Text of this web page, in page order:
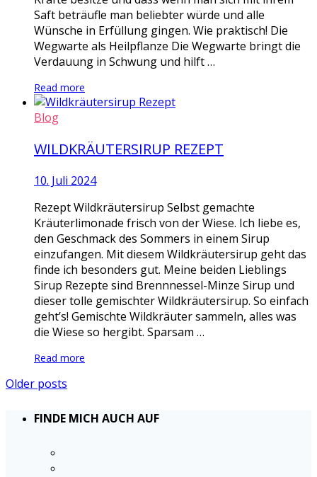
Saft beträufle man beliebter würde und alle
Wünsche in Erfüllung gingen. Wie praktisch! Die
Wegwarte als Heilpflanze Die Wegwarte bringt die
Verdauung in Schwung und hilft …
Read more
Blog
WILDKRÄUTERSIRUP REZEPT
10. Juli 2024
Rezept Wildkräutersirup Selbst gemachte
Kräuterlimonade frisch von der Wiese. Ich liebe es,
den Geschmack des Sommers in einem Sirup
einzufangen. Mit diesem Wildkräutersirup geht das
finde ich besonders gut. Meine beiden Lieblings
Sirup Rezepte sind Brennnessel-Minze Sirup und
dieser tolle gemischter Wildkräutersirup. So einfach
geht’s! Gemischte Wildkräuter sammeln, alles was
die Wiese so hergibt. Sparsam …
Read more
Older posts
FINDE MICH AUCH AUF